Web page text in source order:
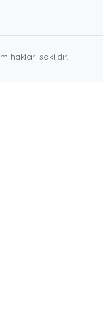
hakları saklıdır.